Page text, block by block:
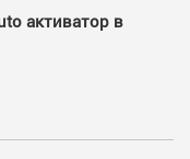
активатор в